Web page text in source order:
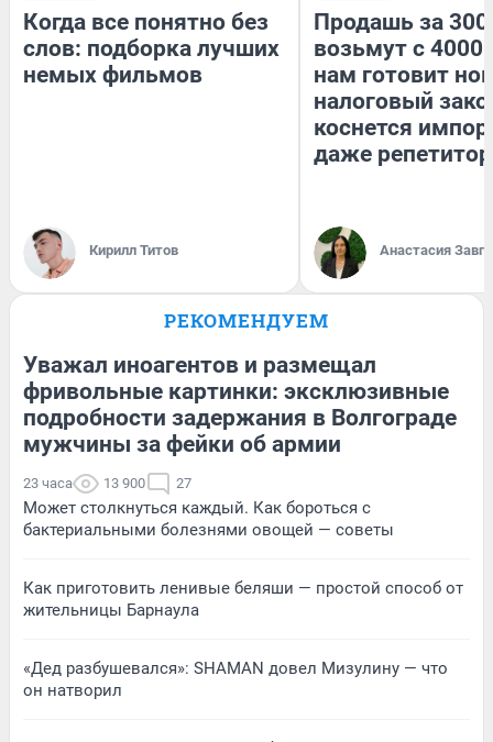
Когда все понятно без
слов: подборка лучших
немых фильмов
Кирилл Титов
Продашь за
возьмут с
нам готовит
налоговый
коснется
даже
Анастасия
РЕКОМЕНДУЕМ
Уважал иноагентов и размещал
фривольные картинки: эксклюзивные
подробности задержания в Волгограде
мужчины за фейки об армии
23 часа 13 900 27
Может столкнуться каждый. Как бороться с
бактериальными болезнями овощей — советы
Как приготовить ленивые беляши — простой способ от
жительницы Барнаула
«Дед разбушевался»: SHAMAN довел Мизулину — что
он натворил